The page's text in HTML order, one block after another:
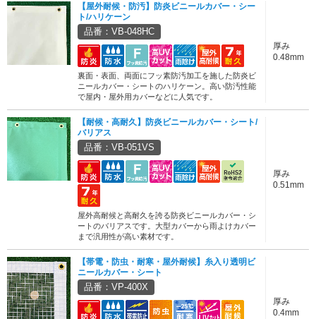
【屋外耐候・防汚】防炎ビニールカバー・シー
ト/ハリケーン
品番：VB-048HC
裏面・表面、両面にフッ素防汚加工を施した防炎ビ
ニールカバー・シートのハリケーン。高い防汚性能
で屋内・屋外用カバーなどに人気です。
厚み
0.48mm
【耐候・高耐久】防炎ビニールカバー・シート/
バリアス
品番：VB-051VS
屋外高耐候と高耐久を誇る防炎ビニールカバー・シ
ートのバリアスです。大型カバーから雨よけカバー
まで汎用性が高い素材です。
厚み
0.51mm
【帯電・防虫・耐寒・屋外耐候】糸入り透明ビ
ニールカバー・シート
品番：VP-400X
厚み
0.4mm